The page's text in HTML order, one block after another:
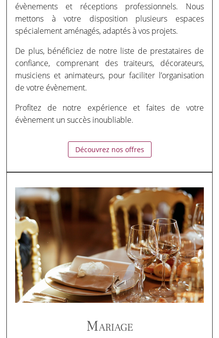
évènements et réceptions professionnels. Nous
mettons à votre disposition plusieurs espaces
spécialement aménagés, adaptés à vos projets.
De plus, bénéficiez de notre liste de prestataires de
confiance, comprenant des traiteurs, décorateurs,
musiciens et animateurs, pour faciliter l’organisation
de votre évènement.
Profitez de notre expérience et faites de votre
évènement un succès inoubliable.
Découvrez nos offres
Mariage